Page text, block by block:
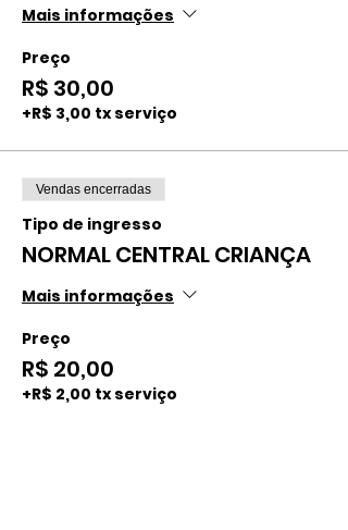
Mais informações
Preço
R$ 30,00
+R$ 3,00 tx serviço
Vendas encerradas
Tipo de ingresso
NORMAL CENTRAL CRIANÇA
Mais informações
Preço
R$ 20,00
+R$ 2,00 tx serviço